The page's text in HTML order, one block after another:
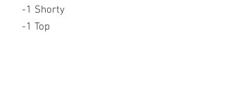
-1 Shorty
-1 Top